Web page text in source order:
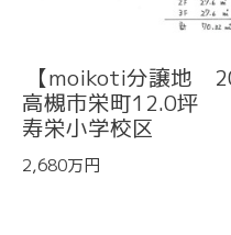
【moikoti分譲地
高槻市栄町12.0坪
寿栄小学校区
2,680万円